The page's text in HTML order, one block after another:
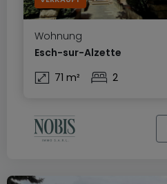
Wohnung
Esch-sur-Alzette
71 m²
2